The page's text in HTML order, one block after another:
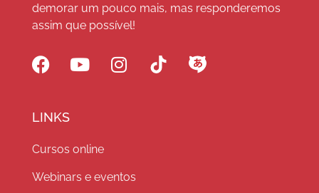
demorar um pouco mais, mas responderemos
assim que possível!
LINKS
Cursos online
Webinars e eventos